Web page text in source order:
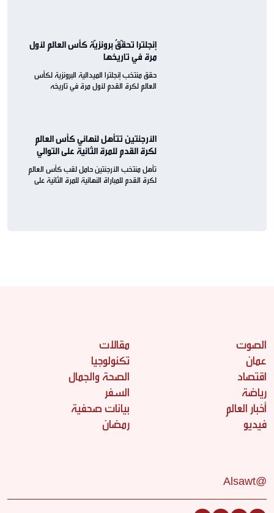
إنجلترا تحقّقُ برونزيّة كأس العالم لأول
مرة في تاريخها
حقق منتخب إنجلترا الميدالية البرونزية لكأس
العالم لكرة القدم لأول مرة في تاريخه
الأرجنتين تتأهل لنهائي كأس العالم
لكرة القدم للمرة الثانية على التوالي
تأهل منتخب الأرجنتين حامل لقب كأس العالم
لكرة القدم للمباراة النهائية للمرة الثانية على
الصوت
عمان
اقتصاد
رياضة
أخبار العالم
فيديو
مقالات
تكنولوجيا
الصحة والجمال
السفر
بيانات صحفية
رمضان
@Alsawt